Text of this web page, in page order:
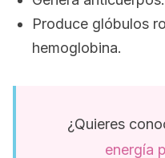
Produce glóbulos
hemoglobina.
¿Quieres
energía